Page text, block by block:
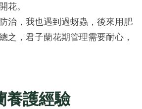
花。
治，我也遇到過蚜蟲，後來用肥
之，君子蘭花期管理需要耐心，
養護經驗